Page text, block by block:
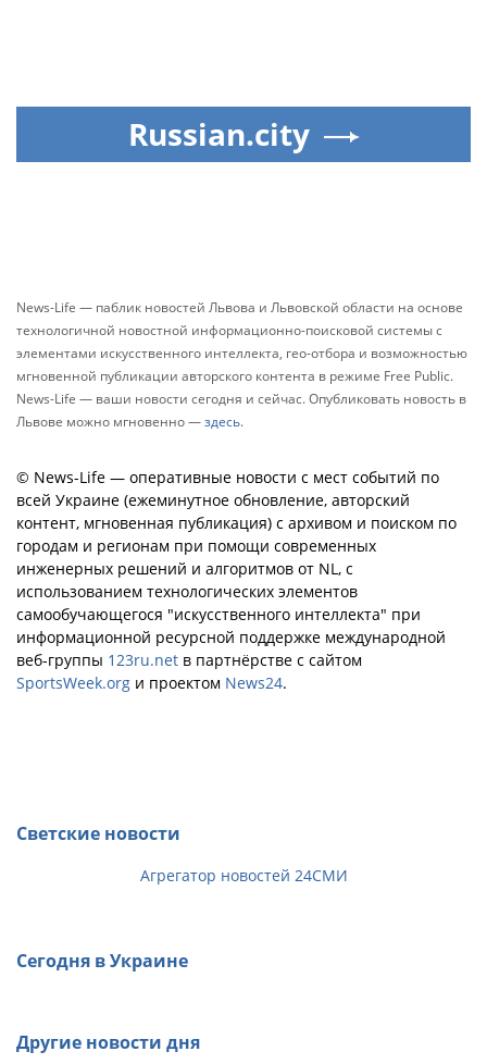
Russian.city
News-Life — паблик новостей Львова и Львовской области на основе
технологичной новостной информационно-поисковой системы с
элементами искусственного интеллекта, гео-отбора и возможностью
мгновенной публикации авторского контента в режиме Free Public.
News-Life — ваши новости сегодня и сейчас. Опубликовать новость в
Львове можно мгновенно —здесь.
© News-Life — оперативные новости с мест событий по
всей Украине (ежеминутное обновление, авторский
контент, мгновенная публикация) с архивом и поиском по
городам и регионам при помощи современных
инженерных решений и алгоритмов от NL, с
использованием технологических элементов
самообучающегося "искусственного интеллекта" при
информационной ресурсной поддержке международной
веб-группы 123ru.net в партнёрстве с сайтом
SportsWeek.org и проектом News24.
Светские новости
Агрегатор новостей 24СМИ
Сегодня в Украине
Другие новости дня